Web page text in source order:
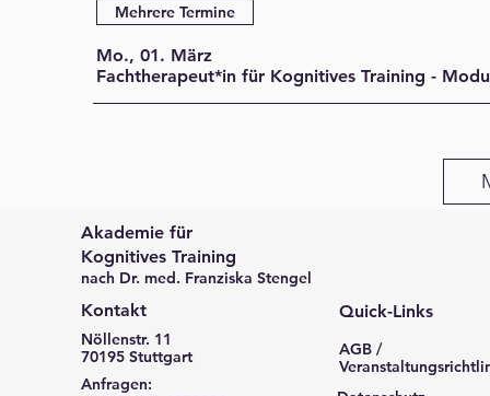
Mehrere Termine
Mo., 01. März
Fachtherapeut*in für Kognitives Training -
Akademie für
Kognitives Training
nach Dr. med. Franziska Stengel
Kontakt
Nöllenstr. 11
70195 Stuttgart
Anfragen:
Quick-Links
AGB /